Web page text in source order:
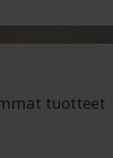
tuotteet